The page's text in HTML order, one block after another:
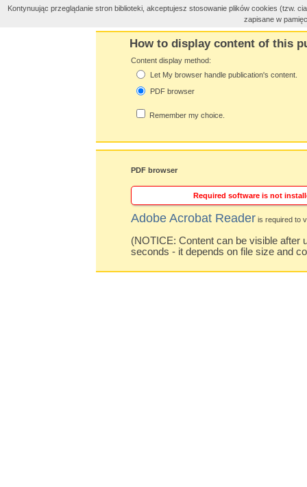
How to display content of this
Content display method:
Let My browser handle publication's content.
PDF browser
Remember my choice.
PDF browser
Required software is not
Adobe Acrobat Reader is required to
(NOTICE: Content can be visible after
seconds - it depends on file size and
Kontynuując przeglądanie stron biblioteki, akceptujesz stosowanie plików cookies
zapisane w